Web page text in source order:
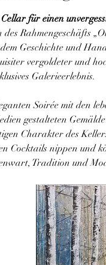
Cellar für einen
des Rahmengeschäfts
Geschichte und
vergoldeter und
Galerieerlebnis.
Soirée mit den
gestalteten
Charakter des
Cocktails nippen und
Tradition und